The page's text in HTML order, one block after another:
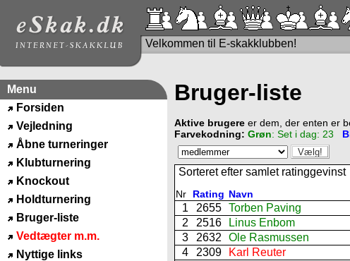
Velkommen til E-skakklubben!
Menu
Forsiden
Vejledning
Åbne turneringer
Klubturnering
Knockout
Holdturnering
Bruger-liste
Vedtægter m.m.
Nyttige links
Bruger-liste
Aktive brugere er dem, der enten er
Farvekodning: Grøn: Set i dag: 23
Sorteret efter samlet ratinggevinst
Nr Rating Navn
1 2655 Torben Paving
2
2516 Linus Enbom
3
2632 Ole Rasmussen
4
2309 Karl Reuter